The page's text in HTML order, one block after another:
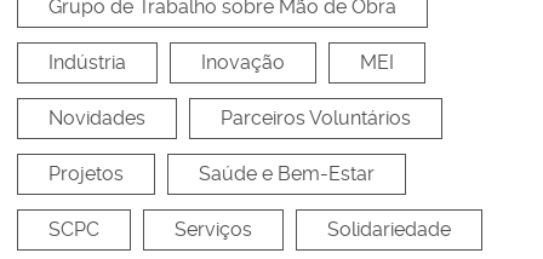
Grupo de Trabalho sobre Mão de Obra
Indústria Inovação MEI
Novidades Parceiros Voluntários
Projetos Saúde e Bem-Estar
SCPC Serviços Solidariedade